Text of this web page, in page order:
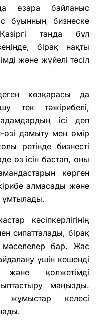
өзара байланыс
буынның бизнеске
таңда бұл
бірақ нақты
және жүйелі тәсіл
көзқарасы да
тек тәжірибелі,
ісі деп
өзі дамыту мен өмір
ретінде бизнесті
өз ісін бастап, оны
көрген
алмасады және
ұмтылады.
кәсіпкерлігінің
сипатталады, бірақ
мәселелер бар. Жас
үшін кешенді
қолжетімді
маңызды.
жұмыстар келесі